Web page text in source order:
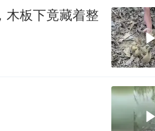
木板下竟藏着整